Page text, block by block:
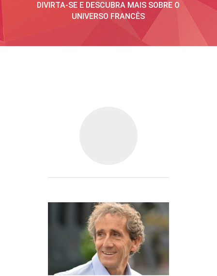
DIVIRTA-SE E DESCUBRA MAIS SOBRE O
UNIVERSO FRANCÊS